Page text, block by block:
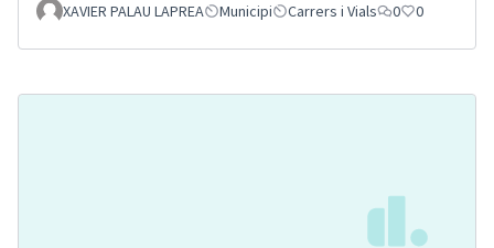
XAVIER PALAU LAPREA Municipi Carrers i Vials 0 0